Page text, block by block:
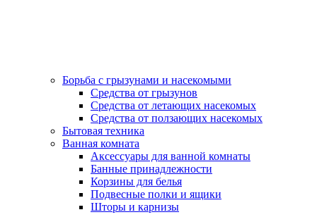
Борьба с грызунами и насекомыми
Средства от грызунов
Средства от летающих насекомых
Средства от ползающих насекомых
Бытовая техника
Ванная комната
Аксессуары для ванной комнаты
Банные принадлежности
Корзины для белья
Подвесные полки и ящики
Шторы и карнизы